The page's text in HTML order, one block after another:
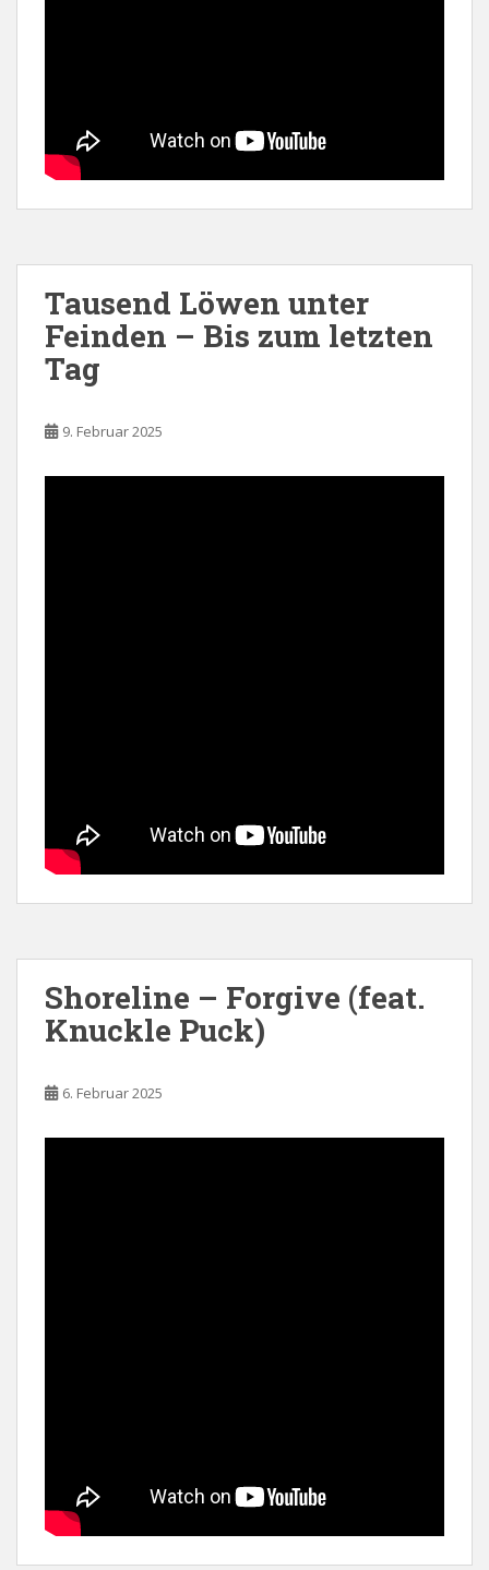
Tausend Löwen unter
Feinden – Bis zum letzten
Tag
9. Februar 2025
Shoreline – Forgive (feat.
Knuckle Puck)
6. Februar 2025